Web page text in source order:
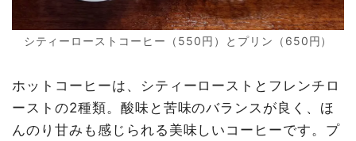
シティーローストコーヒー（550円）とプリン（650円）
ホットコーヒーは、シティーローストとフレンチロ
ーストの2種類。酸味と苦味のバランスが良く、ほ
んのり甘みも感じられる美味しいコーヒーです。プ